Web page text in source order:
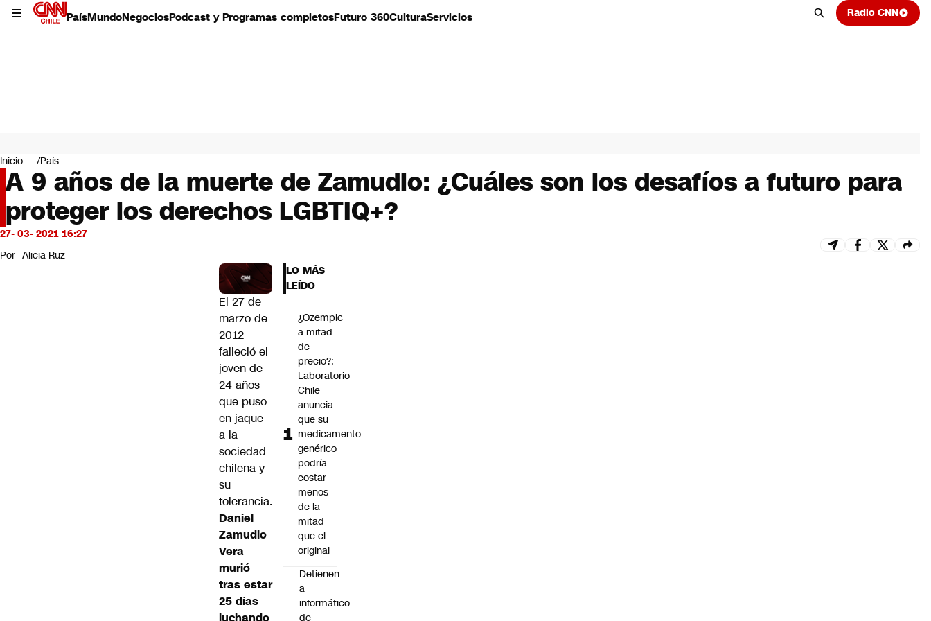
PaísMundoNegociosPodcast y Programas completosFuturo 360CulturaServicios Radio CNN
Mundo
Negocios
Deportes
Programas completos
Cultura
Servicios
Bits
CNN Data
Inicio País
A 9 años de la muerte de Zamudio: ¿Cuáles son los desafíos a futuro para
proteger los derechos LGBTIQ+?
27- 03- 2021 16:27
Por Alicia Ruz
El 27 de
marzo de
2012
falleció el
joven de
24 años
que puso
en jaque
a la
sociedad
chilena y
su
tolerancia.
Daniel
Zamudio
Vera
murió
tras estar
25 días
luchando
LO MÁS
LEÍDO
¿Ozempic
a mitad
de
precio?:
Laboratorio
Chile
anuncia
que su
medicamento
genérico
podría
costar
menos
de la
mitad
que el
original
Detienen
a
informático
de